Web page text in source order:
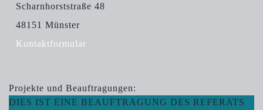
Scharnhorststraße 48
48151 Münster
Kontaktformular
Projekte und Beauftragungen:
DIES IST EINE BEAUFTRAGUNG DES REFERATS